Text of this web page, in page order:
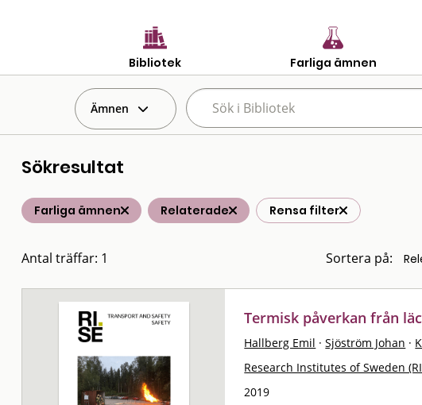
Bibliotek Farliga ämnen
Ämnen
Sökresultat
Farliga ämnen Relaterade Rensa filter
Antal träffar: 1 Sortera på:
Termisk påverkan från
Hallberg Emil · Sjöström Johan ·
Research Institutes of Sweden
2019